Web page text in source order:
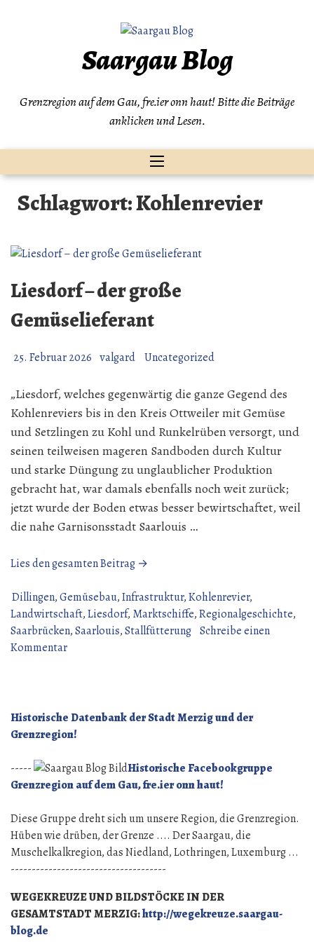
Saargau Blog
Grenzregion auf dem Gau, fre.ier onn haut! Bitte die Beiträge
anklicken und Lesen.
Schlagwort:Kohlenrevier
Liesdorf – der große
Gemüselieferant
25. Februar 2026 valgard Uncategorized
„Liesdorf, welches gegenwärtig die ganze Gegend des
Kohlenreviers bis in den Kreis Ottweiler mit Gemüse
und Setzlingen zu Kohl und Runkelrüben versorgt, und
seinen teilweisen mageren Sandboden durch Kultur
und starke Düngung zu unglaublicher Produktion
gebracht hat, war damals ebenfalls noch weit zurück;
jetzt wurde der Boden etwas besser bewirtschaftet, weil
die nahe Garnisonsstadt Saarlouis …
Lies den gesamten Beitrag →
der
große
Gemüselieferant“
Dillingen,Gemüsebau,Infrastruktur,Kohlenrevier,
Landwirtschaft,Liesdorf, Marktschiffe,Regionalgeschichte,
Saarbrücken,Saarlouis,Stallfütterung Schreibe einen
Kommentarzu
große
Gemüselieferant
Historische Datenbank der Stadt Merzig und der
Grenzregion!
-----
Historische Facebookgruppe
Grenzregion auf dem Gau, fre.ier onn haut!
Diese Gruppe dreht sich um unsere Region, die Grenzregion.
Hüben wie drüben, der Grenze .... Der Saargau, die
Muschelkalkregion, das Niedland, Lothringen, Luxemburg ...
-------------------------------------
WEGEKREUZE UND BILDSTÖCKE IN DER
GESAMTSTADT MERZIG:http://wegekreuze.saargau-
blog.de